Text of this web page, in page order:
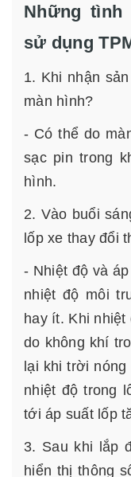
Những tình
sử dụng
1. Khi nhận
màn hình?
- Có thể do
sạc pin trong
hình.
2. Vào buổi
lốp xe thay đổi
- Nhiệt độ và
nhiệt độ môi
hay ít. Khi nhiệt
do không khí
lại khi trời nóng
nhiệt độ trong
tới áp suất lốp
3. Sau khi lắp
hiển thị thông